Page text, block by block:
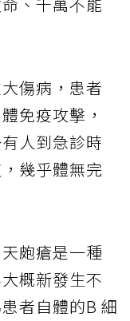
、千萬不能
傷病，患者
免疫攻擊，
人到急診時
幾乎體無完
皰瘡是一種
概新發生不
者自體的B 細